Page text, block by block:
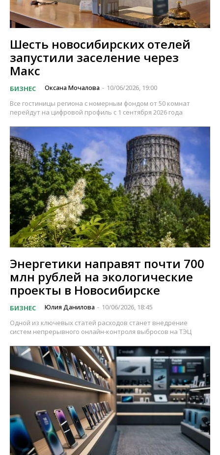
Шесть новосибирских отелей
запустили заселение через
Макс
БИЗНЕС Оксана Мочалова - 10/06/2026, 19:00
Все гостиницы региона с номерным фондом от 50 комнат
перейдут на цифровой профиль с 1 сентября 2026 года
Энергетики направят почти 700
млн рублей на экологические
проекты в Новосибирске
БИЗНЕС Юлия Данилова - 10/06/2026, 18:45
Одной из ключевых статей расходов станет внедрение
систем непрерывного онлайн-контроля выбросов на ТЭЦ